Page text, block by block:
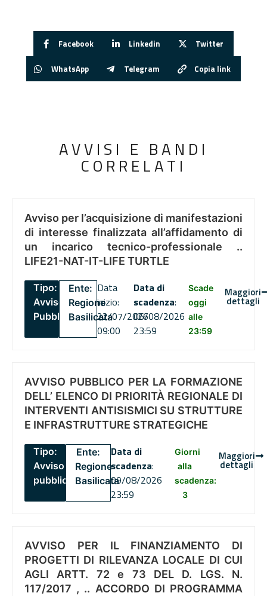
Facebook Linkedin Twitter
WhatsApp Telegram Copia link
AVVISI E BANDI
CORRELATI
Avviso per l’acquisizione di manifestazioni
di interesse finalizzata all’affidamento di
un incarico tecnico-professionale ..
LIFE21-NAT-IT-LIFE TURTLE
Tipo:
Avviso
Pubblico
Ente:
Regione
Basilicata
Data
inizio:
22/07/2026
09:00
Data di
scadenza:
06/08/2026
23:59
Scade
oggi
alle
23:59
Maggiori
dettagli
AVVISO PUBBLICO PER LA FORMAZIONE
DELL’ ELENCO DI PRIORITÀ REGIONALE DI
INTERVENTI ANTISISMICI SU STRUTTURE
E INFRASTRUTTURE STRATEGICHE
Tipo:
Avviso
pubblico
Ente:
Regione
Basilicata
Data di
scadenza:
09/08/2026
23:59
Giorni
alla
scadenza:
3
Maggiori
dettagli
AVVISO PER IL FINANZIAMENTO DI
PROGETTI DI RILEVANZA LOCALE DI CUI
AGLI ARTT. 72 e 73 DEL D. LGS. N.
117/2017 , .. ACCORDO DI PROGRAMMA